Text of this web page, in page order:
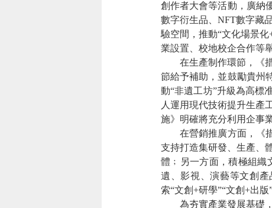
創作者大會等活動，廣納
數字衍生品、NFT數字藏
驗空間，推動“文化場景
業設置、校地校企合作等
在生產制作環節，《措
節給予補助，並鼓勵貴州
動“非遺工坊”升級為高標
人運用現代技術提升生產
施》明確將充分利用企事
在營銷推廣方面，《措
支持打造集研發、生產、
體﹔另一方面，積極組織
遺、影視、演藝等文創
索“文創+研學”“文創+出
為夯實產業發展基礎，